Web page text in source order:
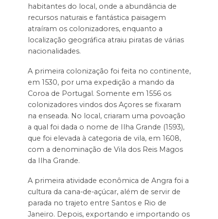
habitantes do local, onde a abundância de
recursos naturais e fantástica paisagem
atraíram os colonizadores, enquanto a
localização geográfica atraiu piratas de várias
nacionalidades.
A primeira colonização foi feita no continente,
em 1530, por uma expedição a mando da
Coroa de Portugal. Somente em 1556 os
colonizadores vindos dos Açores se fixaram
na enseada. No local, criaram uma povoação
a qual foi dada o nome de Ilha Grande (1593),
que foi elevada à categoria de vila, em 1608,
com a denominação de Vila dos Reis Magos
da Ilha Grande.
A primeira atividade econômica de Angra foi a
cultura da cana-de-açúcar, além de servir de
parada no trajeto entre Santos e Rio de
Janeiro. Depois, exportando e importando os